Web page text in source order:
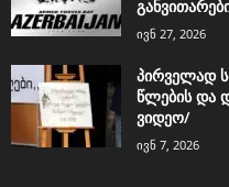
ივნ 27, 2026
პირველად
წლების და
ვიდეო/
ივნ 7, 2026